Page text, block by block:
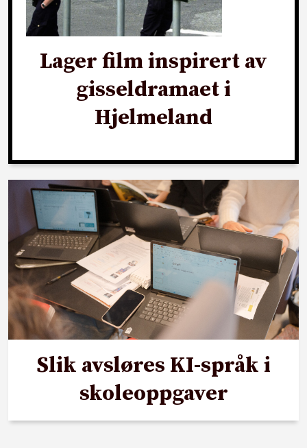
Lager film inspirert av
gisseldramaet i
Hjelmeland
Slik avsløres KI-språk i
skoleoppgaver